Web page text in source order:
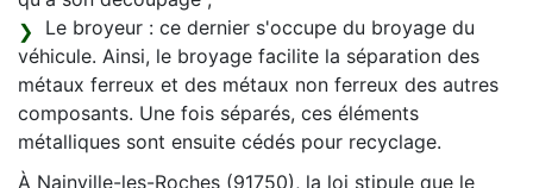
Le broyeur : ce dernier s'occupe du broyage du
véhicule. Ainsi, le broyage facilite la séparation des
métaux ferreux et des métaux non ferreux des autres
composants. Une fois séparés, ces éléments
métalliques sont ensuite cédés pour recyclage.
À Nainville-les-Roches (91750), la loi stipule que le